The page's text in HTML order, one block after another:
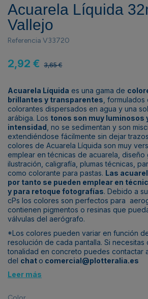
Acuarela Líquida
Vallejo
Referencia V33720
2,92 € 3,65 €
Acuarela Líquida es una gama de
brillantes y transparentes ,
colorantes dispersados en agua y una
arábiga. Los tonos son muy luminosos
intensidad , no se sedimentan y son
extendiéndose fácilmente sin dejar
colores de Acuarela Líquida son muy
emplear en técnicas de acuarela,
ilustración, caligrafía, plumas técnicas,
como colorante para pastas. Las
por tanto se pueden emplear en
y para retoque fotografías. Debido a
cPs los colores son perfectos para
contienen pigmentos o resinas que
válvulas del aerógrafo.
*Los colores pueden variar en función
resolución de cada pantalla. Si necesitas
tonalidad en concreto puedes contactar
del chat o comercial@plotteralia.es
Leer más